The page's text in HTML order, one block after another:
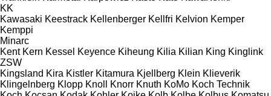
KK
Kawasaki Keestrack Kellenberger Kellfri Kelvion Kemper
Kemppi
Minarc
Kent Kern Kessel Keyence Kiheung Kilia Kilian King Kinglink
ZSW
Kingsland Kira Kistler Kitamura Kjellberg Klein Klieverik
Klingelnberg Klopp Knoll Knorr Knuth KoMo Koch Technik